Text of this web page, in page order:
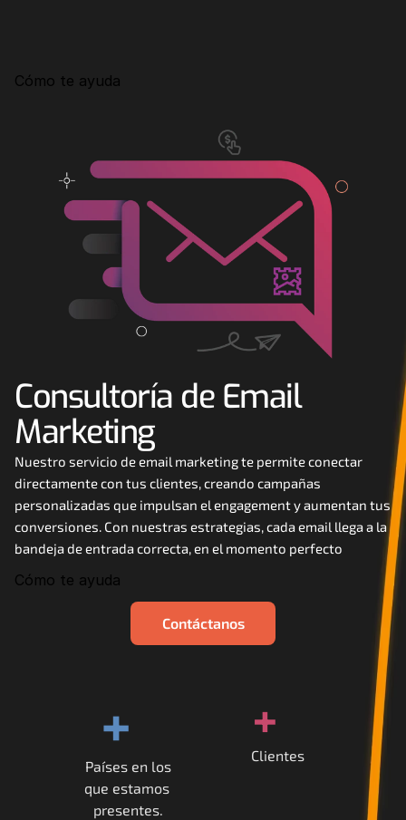
MHA Academy
Contáctanos
Google Ads
Facebook Ads
Desarrollo Web
Email marketing
COMMUNITY
Careers
Docs
About
Cómo te ayuda
Consultoría de Email
Marketing
Nuestro servicio de email marketing te permite conectar
directamente con tus clientes, creando campañas
personalizadas que impulsan el engagement y aumentan tus
conversiones. Con nuestras estrategias, cada email llega a la
bandeja de entrada correcta, en el momento perfecto
Cómo te ayuda
Contáctanos
+
Países en los
que estamos
presentes.
+
Clientes